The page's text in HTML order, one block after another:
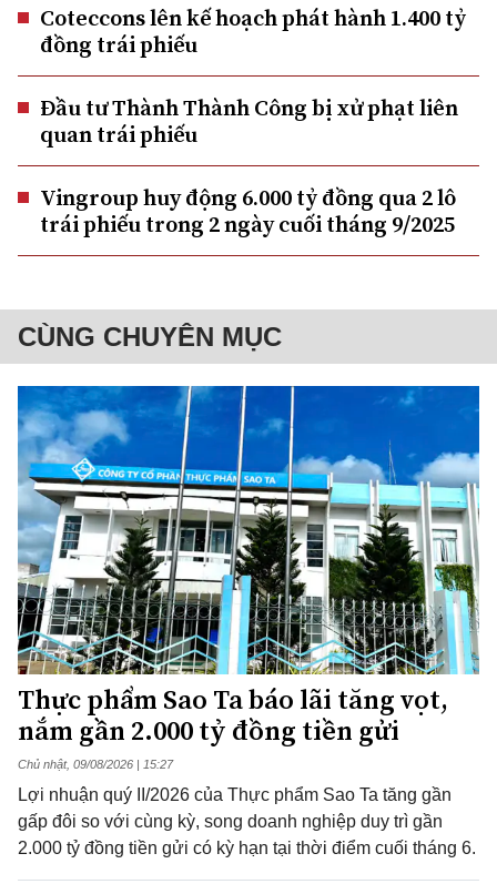
Coteccons lên kế hoạch phát hành 1.400 tỷ
đồng trái phiếu
Đầu tư Thành Thành Công bị xử phạt liên
quan trái phiếu
Vingroup huy động 6.000 tỷ đồng qua 2 lô
trái phiếu trong 2 ngày cuối tháng 9/2025
CÙNG CHUYÊN MỤC
Thực phẩm Sao Ta báo lãi tăng vọt,
nắm gần 2.000 tỷ đồng tiền gửi
Chủ nhật, 09/08/2026 | 15:27
Lợi nhuận quý II/2026 của Thực phẩm Sao Ta tăng gần
gấp đôi so với cùng kỳ, song doanh nghiệp duy trì gần
2.000 tỷ đồng tiền gửi có kỳ hạn tại thời điểm cuối tháng 6.